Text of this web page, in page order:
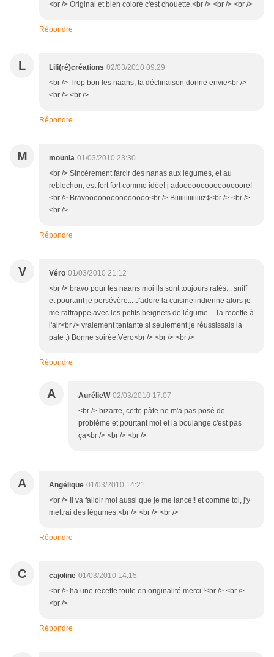
<br /> Original et bien coloré c'est chouette.<br /> <br /> <br />
Répondre
L Lili(ré)créations 02/03/2010 09:29
<br /> Trop bon les naans, ta déclinaison donne envie<br />
<br /> <br />
Répondre
M mounia 01/03/2010 23:30
<br /> Sincérement farcir des nanas aux légumes, et au
reblechon, est fort fort comme idée! j adooooooooooooooore!
<br /> Bravooooooooooooooo<br /> Biiiiiiiiiiiiiiiz¢<br /> <br />
<br />
Répondre
V Véro 01/03/2010 21:12
<br /> bravo pour tes naans moi ils sont toujours ratés... sniff
et pourtant je persévère... J'adore la cuisine indienne alors je
me rattrappe avec les petits beignets de légume... Ta recette à
l'air<br /> vraiement tentante si seulement je réussissais la
pate :) Bonne soirée,Véro<br /> <br /> <br />
Répondre
A AurélieW 02/03/2010 17:07
<br /> bizarre, cette pâte ne m'a pas posé de
problème et pourtant moi et la boulange c'est pas
ça<br /> <br /> <br />
A Angélique 01/03/2010 14:21
<br /> Il va falloir moi aussi que je me lance!! et comme toi, j'y
mettrai des légumes.<br /> <br /> <br />
Répondre
C cajoline 01/03/2010 14:15
<br /> ha une recette toute en originalité merci !<br /> <br />
<br />
Répondre